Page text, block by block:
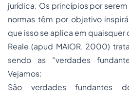
jurídica. Os princípios por
normas têm por objetivo
que isso se aplica em quaisquer
Reale (apud MAIOR, 2000)
sendo as “verdades
Vejamos:
São verdades fundantes